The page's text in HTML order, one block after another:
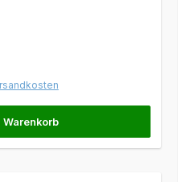
Warenkorb